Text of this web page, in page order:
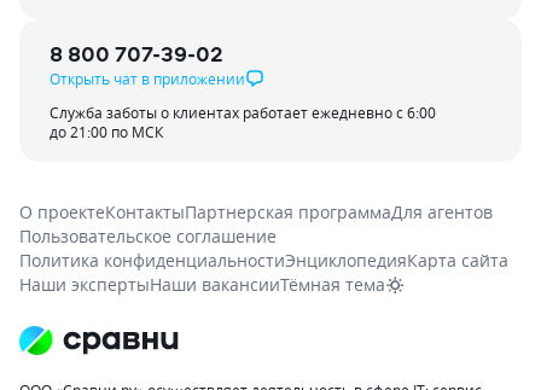
8 800 707-39-02
Открыть чат в приложении
Служба заботы о клиентах работает ежедневно с 6:00
до 21:00 по МСК
О проектеКонтактыПартнерская программаДля агентов
Пользовательское соглашение
Политика конфиденциальностиЭнциклопедияКарта сайта
Наши экспертыНаши вакансииТёмная тема